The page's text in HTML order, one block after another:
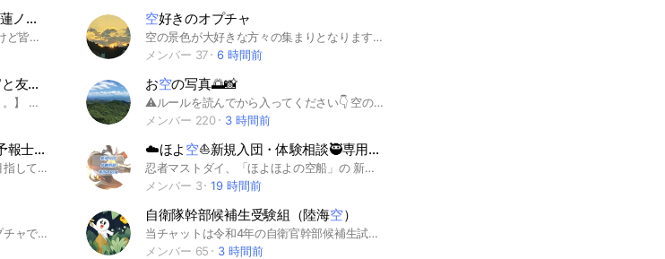
ノ 空 女学院スクールアイドルクラブ
蓮ノ空🪷は全く知らない主なんです けど皆さんから蓮ノ空について教えてくれると 嬉しいです！ 蓮ノ空103期生を追っています！！ 蓮ノ空の皆さんの交流と布教の両方が 出来たら嬉しいです！ まだまだ蓮ノ空については知らない ことだらけなんで少しずつ知っていこうと思います よろしくお願いします！ #蓮ノ空 #蓮の空女学院スクールアイドルクラブ #ラブライブ
空好きのオプチャ
空の景色が大好きな方々の集まりとなります。 日々の空の景色を写真で送ってください。 #空#夕焼け#雲#青空
メンバー 37
6 時間前
ろう。
【（陸-海-空）自衛官と友達になろう。】 誰でも自由に入れるオープンチャットです。 なんでも好きなように話してください。 また、体験入隊版から正規版（別部屋）への招待方式を採用しています。正規版は管理人が会話状況等で判断し招待します。 【禁止事項及び厳守事項】 ①誹謗中傷・個人批判・攻撃的な発言をされた方は管理人が判断し退会措置を講ずる。 ②参加者は自己紹介をノートに記載すること。ノート記載方法はアナウスに記載されています。 （話すきっかけとなる簡単な紹介です。） ③オプチャのルールは参加規約がありますので確認すること！ ④当オプチャのスクショを他SNS及び他のオプチャでの転用を禁止します！ ⑤公式SNS等を除くアカウント名及びアカウントIDの掲載 ⑥ハンドルネームは誰でも読めるネームでかつ２文字以上で記号絵文字のみ禁止します。 ⑦サブトークルームのみの参加は禁止とします。メイントークルームから入室願います。 #自衛隊 #自衛官 #陸 #海 #空 #航空祭 #基地祭 #国防
お空の写真🌅📸
⚠️ルールを読んでから入ってください👇 空の写真を撮ったり見たりするのが好きな方どうぞ！ 雑談・コメントは禁止です❌ 挨拶もいりません。無言入室お願いします。 ノートで会話するのはOK👍 ⚠️入ったら、「大事なノート」を必ず読んで下さい。 無断転載や迷惑行為をされた場合は管理人パワーで強制退会&通報します。 空の写真以外やLive画像、動画はご遠慮下さい… ⚫︎追記 最近、ノートに「中1女子です！」などの自己紹介投稿が増えています。 年齢や性別がはっきりとわかる投稿により生じたトラブルでは、喧嘩両成敗＆双方のネットモラル欠如ということで、投稿した方・イチャモンつけた方・冷やかしなど関わった全ての人を強制退出させます。 トラブルは管理人に速やかに静かにメンションをお願いします🙇 LINE運営が提示するオープンチャットの利用規約もよく読み、楽しんでいただけると幸いです！ #空 #写真 #カメラ
メンバー 220
3 時間前
ループ
空や自然が好きな人、気象予報士を目指してる人は是非入会よろしくお願いします！色々共有していきましょう！！ 🔰ここは知識量など関係ありません。極端な話、子どもでも入れるぐらい優しい気持ちと宇宙のような広い心でお願いします！ おかげさまで現役気象予報士の方も何人かいらっしゃるようで嬉しいです✨ ちょくちょくニュース記事もアップします☀️ （勉強専用グループ「whethering with you」はこちらから入れます☀️☁️☂️☃️） #天気 #気象予報士 #自然 #雲 #星空 #宇宙 #天体ショー #気象 ※宣伝・勧誘による荒らしが多いため、メンバーのご意見を参考に、承認制にしていることがありますのでご了承ください。
☁️ほよ 空⛵️新規入団・体験相談🥷専用ROOM【忍者マストダイ】
忍者マストダイ、「ほよほよの空船」の 新規入団・体験相談、専用ROOMです✨ 迷ったらこちらにまずお越しくださいませ！ ※雑談用ではございません🙇 ◀体験について▶ 期間は2週間で固定です！一度のみ！ ◀入団について▶ メインアカウントのみ受け入れ可、 メインとサブ同時入団はトータル3キャラ分まで可です！ 初心者からベテランまで歓迎！ 空き状況、合併、その他のご相談は中で承ります🍀 お気軽にどうぞ✨ 管理人：ほよ@ほよ空 #忍者マストダイ#ニンマス #ほよほよの空船 #ほよ空
メンバー 3
19 時間前
雑談多めの、「友成空」のファンオプチャです！ ここでは主にライブ情報の交換や 雑談などをしています！(*^^*) 雰囲気良くて、みんな優しいので 気軽に来てください！！ 沢山楽しく話したりしましょ！ 🎤(´□｀* )ノ ﾏｸｶﾞｱｶﾞﾙ- 〜ルール〜 ⚠️絶対に守って欲しい⚠️ ・アンチはお断りです ・即抜けはやめてください ・下ネタ、暴言などはやめましょう ・出会い系オプチャではありません ・個人チャットの交換はやめましよう ・チェーンメール等はやめてください 以上です！ 皆さんと気軽に話したいのでタメ口で大丈夫です！ _。！よろしくお願いしまーす！。_ #友成空#雑談#ファン#ファンオプチャ#友成空ファンオプチャ#友成空雑談#歌#音楽#看板#5号線#ユニフォーム#ないものねだり#グッドモーニング#アリババ#TSUMI#緑#空はまるで#改札#コーヒー#月のカーニバル#I LOVE ME！#ACTOR#睨めっ子#鬼の宴#bergamot#黄色信号#咆哮#Teacher#文明開化#ノーマル
自衛隊幹部候補生受験組（陸海空）
当チャットは令和4年の自衛官幹部候補生試験受験者の助け合いの場として発足しました。 令和4年度組の活動は継続しつつ、今後は自衛官幹部候補生学校を受験する方へ情報発信や悩み相談も受付ていきます。不安なことや不明なことがあれば遠慮なく質問してください。 【お願い】 ・礼儀を大切にしたいので、入室時に一言挨拶しましょう。（個人情報は載せないようご注意ください。） ・その際、陸海空の希望区分を添えていただけると幸いです。 ・丁寧な言葉遣いをお願いいたします。 【ルール】 誹謗中傷や思想の布教はご遠慮ください。また、他のサイトへの誘導も禁止いたします。 #自衛官幹部候補生 #自衛隊 #海上自衛隊
メンバー 65
3 時間前